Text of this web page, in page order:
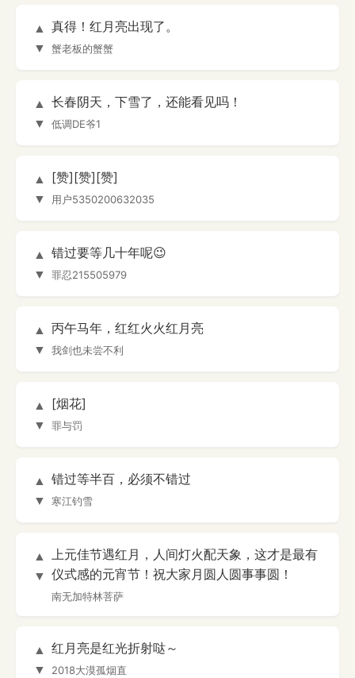
▲
▼
真得！红月亮出现了。
蟹老板的蟹蟹
▲
▼
长春阴天，下雪了，还能看见吗！
低调DE爷1
▲
▼
[赞][赞][赞]
用户5350200632035
▲
▼
错过要等几十年呢😉
罪忍215505979
▲
▼
丙午马年，红红火火红月亮
我剑也未尝不利
▲
▼
[烟花]
罪与罚
▲
▼
错过等半百，必须不错过
寒江钓雪
▲
▼
上元佳节遇红月，人间灯火配天象，这才是最有
仪式感的元宵节！祝大家月圆人圆事事圆！
南无加特林菩萨
▲
▼
红月亮是红光折射哒～
2018大漠孤烟直